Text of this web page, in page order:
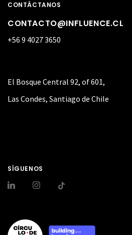
CONTÁCTANOS
CONTACTO@INFLUENCE.CL
+56 9 4027 3650
El Bosque Central 92, of 601,
Las Condes, Santiago de Chile
SÍGUENOS